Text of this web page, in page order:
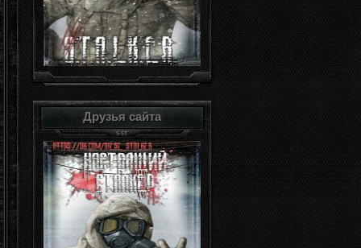
Друзья сайта